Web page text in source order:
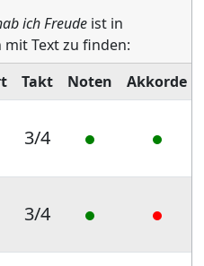
ich Freude ist in
Text zu finden:
Takt Noten Akkorde
3/4
3/4